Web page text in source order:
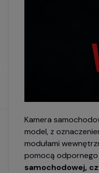
Kamera
model, z
modułami
pomocą
samochodowej,